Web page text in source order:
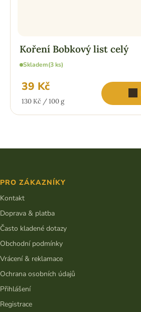
Koření Bobkový list celý
Skladem(3 ks)
39 Kč
Měrná
130 Kč / 100 g
a
t
í
PRO ZÁKAZNÍKY
Kontakt
Doprava & platba
Často kladené dotazy
Obchodní podmínky
Vrácení & reklamace
Ochrana osobních údajů
Přihlášení
Registrace